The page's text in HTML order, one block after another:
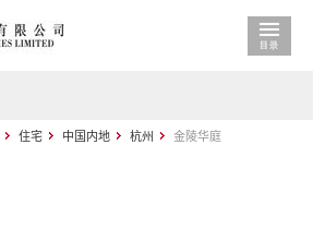
住宅 中国内地 杭州 金陵华庭